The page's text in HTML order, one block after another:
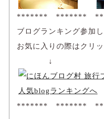
******* *******
ブログランキング参加し
お気に入りの際はクリ
↓
人気blogランキングへ
******* *******